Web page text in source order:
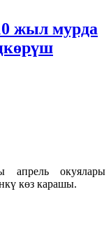
жыл мурда
апрель окуялары
көз карашы.